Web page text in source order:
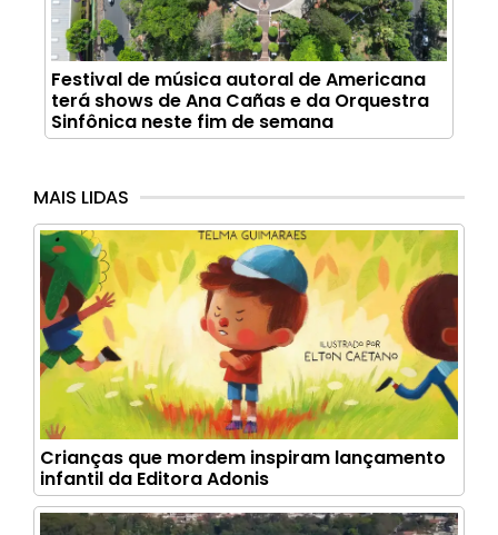
Festival de música autoral de Americana
terá shows de Ana Cañas e da Orquestra
Sinfônica neste fim de semana
MAIS LIDAS
Crianças que mordem inspiram lançamento
infantil da Editora Adonis